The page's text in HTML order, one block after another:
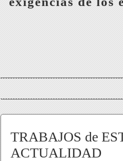
TRABAJOS de
ACTUALIDAD